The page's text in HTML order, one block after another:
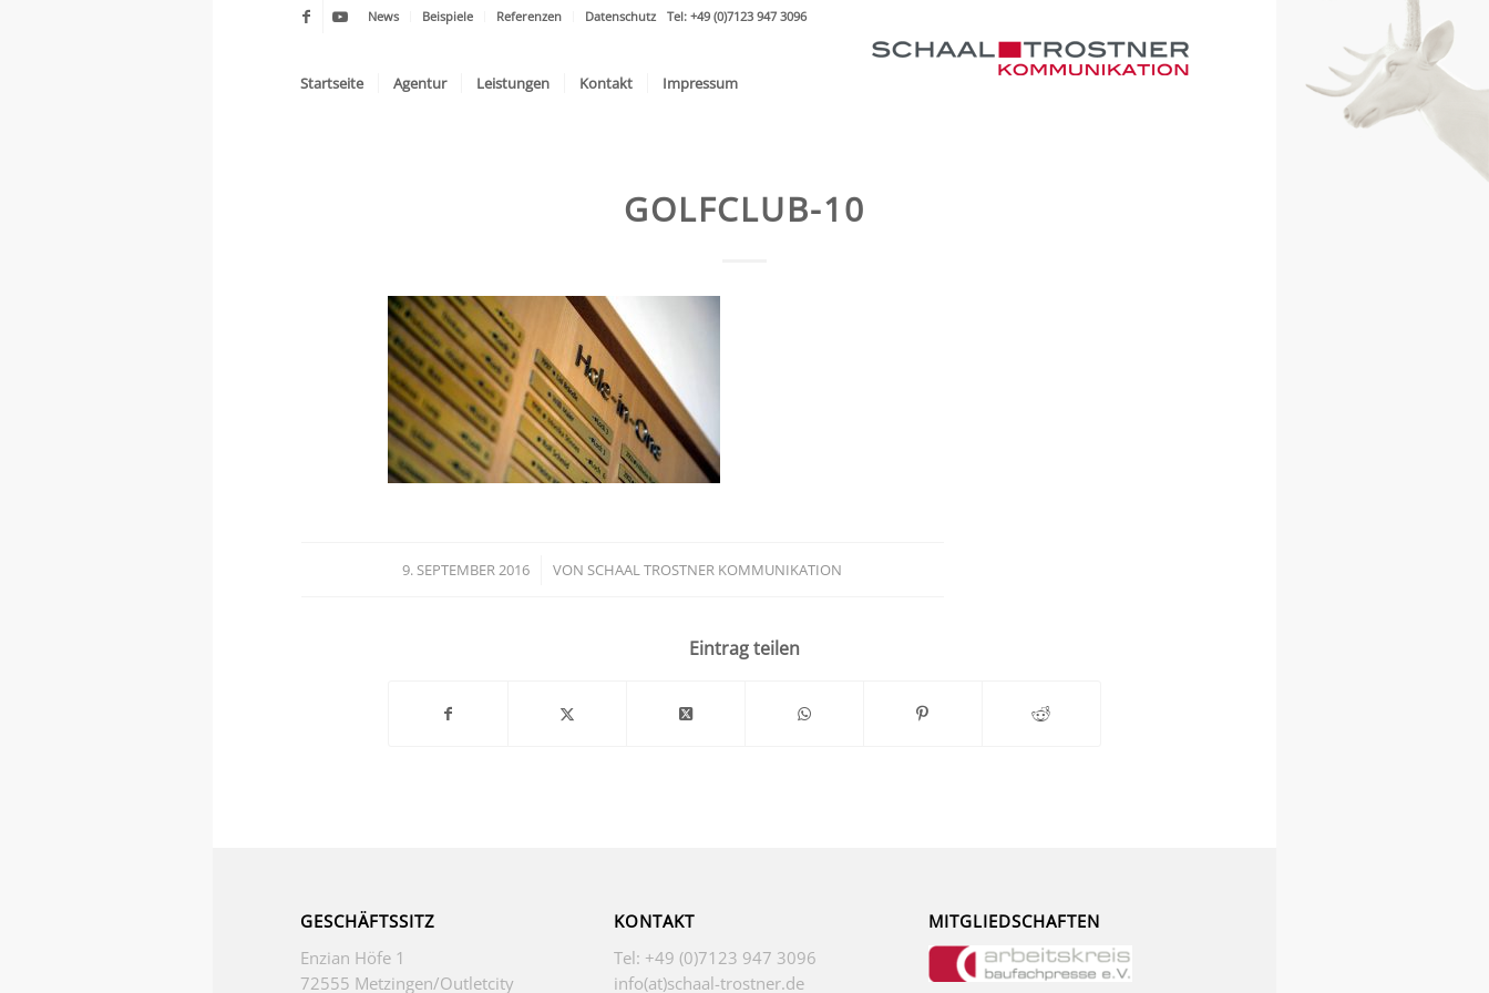
News Beispiele Referenzen Datenschutz Tel: +49 (0)7123 947 3096
Startseite Agentur Leistungen Kontakt Impressum
GOLFCLUB-10
9. SEPTEMBER 2016
/ VON SCHAAL TROSTNER KOMMUNIKATION
Eintrag teilen
GESCHÄFTSSITZ
Enzian Höfe 1
72555 Metzingen/Outletcity
KONTAKT
Tel: +49 (0)7123 947 3096
info(at)schaal-trostner.de
MITGLIEDSCHAFTEN